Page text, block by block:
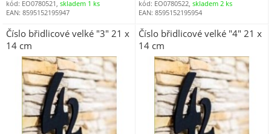
kód: EO0780521, skladem 1 ks
EAN: 8595152195947
kód: EO0780522,skladem 2 ks
EAN: 8595152195954
Číslo břidlicové velké "3" 21 x
14 cm
Číslo břidlicové velké "4" 21 x
14 cm